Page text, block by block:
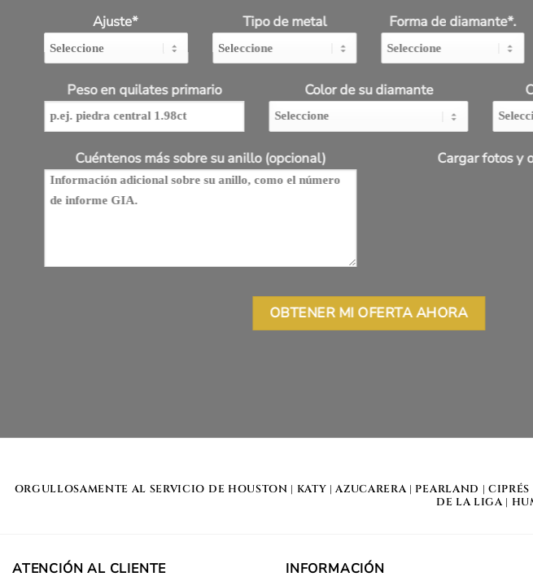
Ajuste* Tipo de metal Forma de diamante*.
Peso en quilates primario Color de su diamante
Cuéntenos más sobre su anillo (opcional) Cargar fotos y
ORGULLOSAMENTE AL SERVICIO DE HOUSTON | KATY |AZUCARERA | PEARLAND | CIPRÉS
DE LA LIGA |
ATENCIÓN AL CLIENTE INFORMACIÓN